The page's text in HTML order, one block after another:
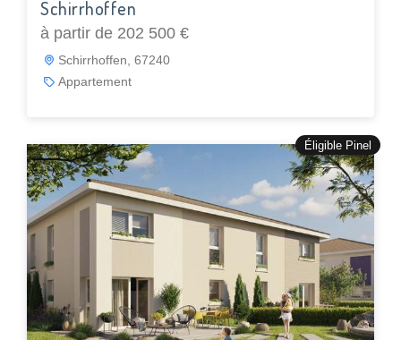
Schirrhoffen
à partir de 202 500 €
Schirrhoffen, 67240
Appartement
Éligible Pinel